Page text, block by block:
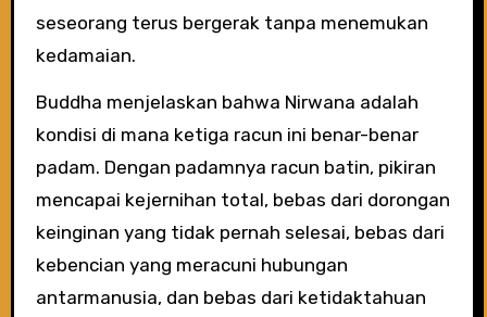
seseorang terus bergerak tanpa menemukan
kedamaian.
Buddha menjelaskan bahwa Nirwana adalah
kondisi di mana ketiga racun ini benar-benar
padam. Dengan padamnya racun batin, pikiran
mencapai kejernihan total, bebas dari dorongan
keinginan yang tidak pernah selesai, bebas dari
kebencian yang meracuni hubungan
antarmanusia, dan bebas dari ketidaktahuan